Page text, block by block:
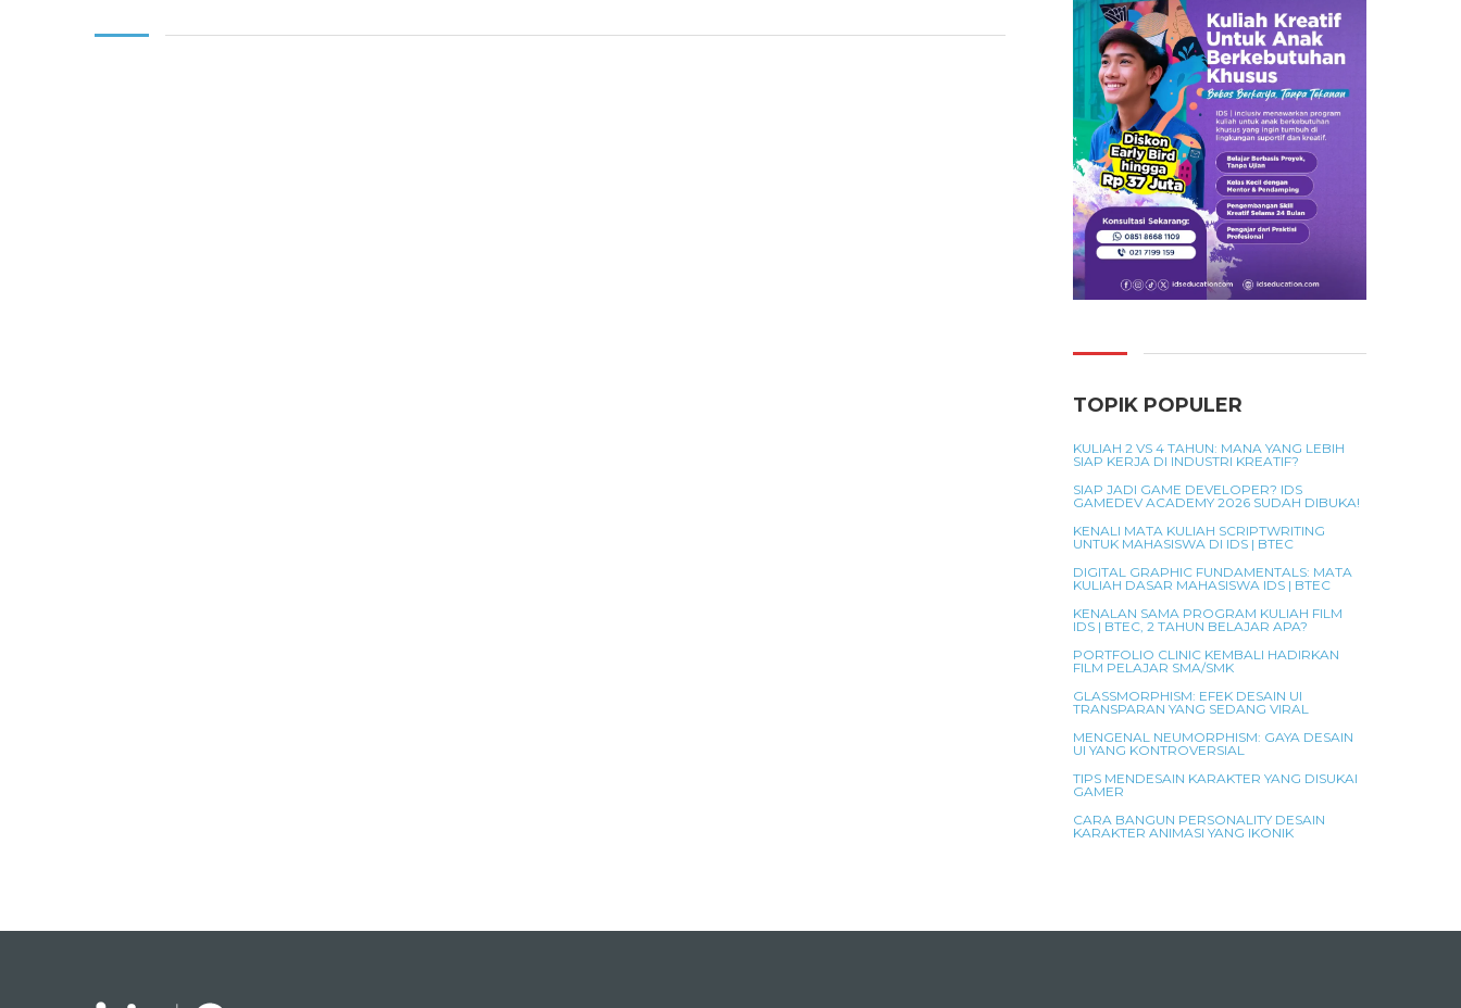
TOPIK POPULER
KULIAH 2 VS 4 TAHUN: MANA YANG LEBIH
SIAP KERJA DI INDUSTRI KREATIF?
SIAP JADI GAME DEVELOPER? IDS
GAMEDEV ACADEMY 2026 SUDAH DIBUKA!
KENALI MATA KULIAH SCRIPTWRITING
UNTUK MAHASISWA DI IDS | BTEC
DIGITAL GRAPHIC FUNDAMENTALS: MATA
KULIAH DASAR MAHASISWA IDS | BTEC
KENALAN SAMA PROGRAM KULIAH FILM
IDS | BTEC, 2 TAHUN BELAJAR APA?
PORTFOLIO CLINIC KEMBALI HADIRKAN
FILM PELAJAR SMA/SMK
GLASSMORPHISM: EFEK DESAIN UI
TRANSPARAN YANG SEDANG VIRAL
MENGENAL NEUMORPHISM: GAYA DESAIN
UI YANG KONTROVERSIAL
TIPS MENDESAIN KARAKTER YANG DISUKAI
GAMER
CARA BANGUN PERSONALITY DESAIN
KARAKTER ANIMASI YANG IKONIK